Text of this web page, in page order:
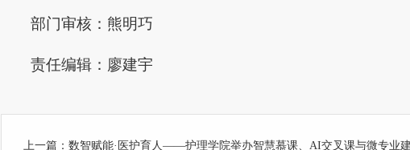
部门审核：熊明巧
责任编辑：廖建宇
上一篇： 数智赋能·医护育人——护理学院举办智慧慕课、AI交叉课与微专业